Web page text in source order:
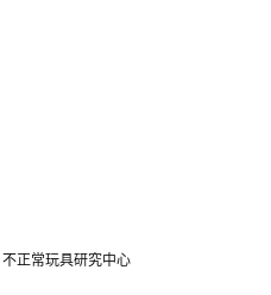
不正常玩具研究中心